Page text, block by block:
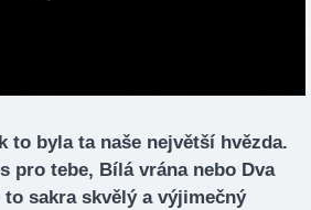
to byla ta naše největší hvězda.
pro tebe, Bílá vrána nebo Dva
sakra skvělý a výjimečný